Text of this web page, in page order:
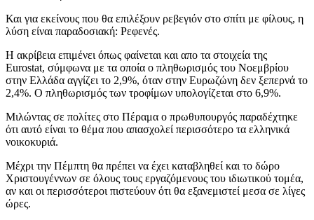
Και για εκείνους που θα επιλέξουν ρεβεγιόν στο σπίτι με φίλους, η
λύση είναι παραδοσιακή: Ρεφενές.
Η ακρίβεια επιμένει όπως φαίνεται και απο τα στοιχεία της
Eurostat, σύμφωνα με τα οποία ο πληθωρισμός του Νοεμβρίου
στην Ελλάδα αγγίζει το 2,9%, όταν στην Ευρωζώνη δεν ξεπερνά το
2,4%. Ο πληθωρισμός των τροφίμων υπολογίζεται στο 6,9%.
Μιλώντας σε πολίτες στο Πέραμα ο πρωθυπουργός παραδέχτηκε
ότι αυτό είναι το θέμα που απασχολεί περισσότερο τα ελληνικά
νοικοκυριά.
Μέχρι την Πέμπτη θα πρέπει να έχει καταβληθεί και το δώρο
Χριστουγέννων σε όλους τους εργαζόμενους του ιδιωτικού τομέα,
αν και οι περισσότεροι πιστεύουν ότι θα εξανεμιστεί μεσα σε λίγες
ώρες.